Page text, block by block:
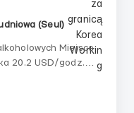
(Seul)
Miejsce
Kompletowanie